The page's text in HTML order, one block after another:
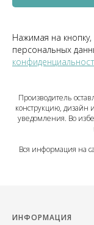
Нажимая на
персональных
Производитель
конструкцию, дизайн
уведомления. Во
Вся информация на
ИНФОРМАЦИЯ